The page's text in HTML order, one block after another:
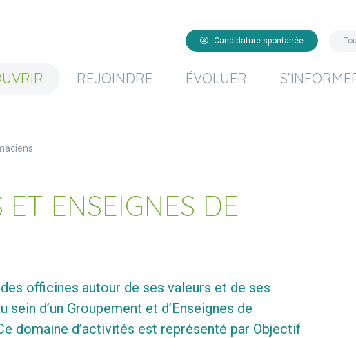
Candidature spontanée
REJOINDRE ÉVOLUER
ENSEIGNES DE
officines autour de ses valeurs et de ses
d’un Groupement et d’Enseignes de
domaine d’activités est représenté par Objectif